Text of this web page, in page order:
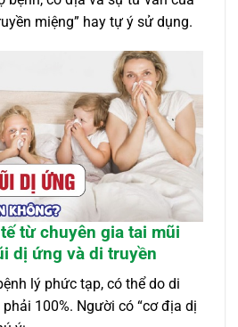
miệng” hay tự ý sử dụng.
từ chuyên gia tai mũi
dị ứng và di truyền
lý phức tạp, có thể do di
100%. Người có “cơ địa dị